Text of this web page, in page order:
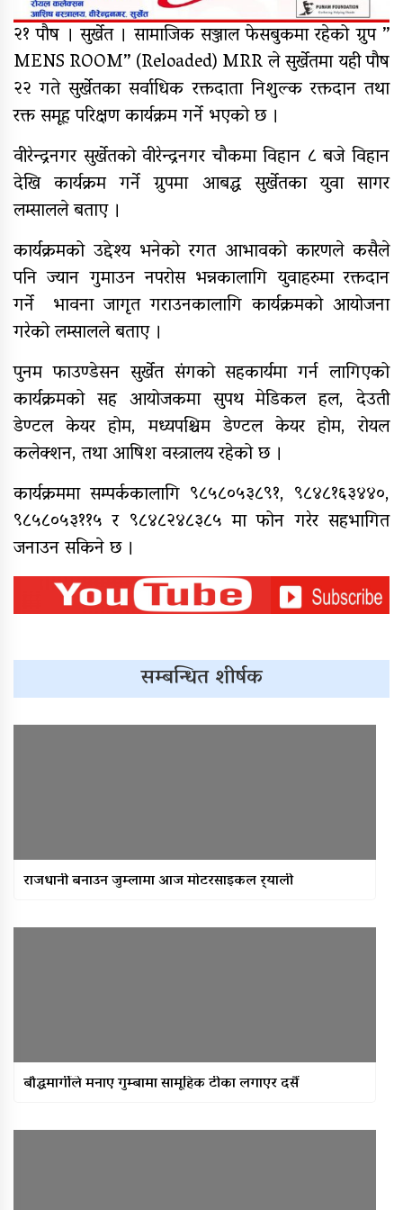
९४ पिन्ट रगत संकलन
कर्णाली प्रदेश सरकारद्वारा सवारी
साधनमा नयाँ कर र दस्तुर निर्धारण
क्यान्सर अस्पताल खजुरामा
बर्दियाको राजापूरमा सर्वाधिक शतक
रक्तदाता कर्माचार्य सम्मानित
मुगुमा नेपाल स्वयंसेवी रक्तदाता समाज
गठन, अध्यक्षमा बुढा
नेपाल रेडक्रसका केन्द्रीय कोषाध्यक्ष
कर्माचार्यद्वारा बाँके शाखामा भेटघाट
नेपालका सर्वाधिक स्वयंसेवी शतक
पटकको रक्तदान
२१ पौष । सुर्खेत । सामाजिक सञ्जाल फेसबुकमा रहेको ग्रुप ”
MENS ROOM” (Reloaded) MRR ले सुर्खेतमा यही पौष
२२ गते सुर्खेतका सर्वाधिक रक्तदाता निशुल्क रक्तदान तथा
रक्त समूह परिक्षण कार्यक्रम गर्ने भएको छ ।
वीरेन्द्रनगर सुर्खेतको वीरेन्द्रनगर चौकमा विहान ८ बजे विहान
देखि कार्यक्रम गर्ने ग्रुपमा आबद्ध सुर्खेतका युवा सागर
लम्सालले बताए ।
कार्यक्रमको उद्देश्य भनेको रगत आभावको कारणले कसैले
पनि ज्यान गुमाउन नपरोस भन्नकालागि युवाहरुमा रक्तदान
गर्ने भावना जागृत गराउनकालागि कार्यक्रमको आयोजना
गरेको लम्सालले बताए ।
पुनम फाउण्डेसन सुर्खेत संगको सहकार्यमा गर्न लागिएको
कार्यक्रमको सह आयोजकमा सुपथ मेडिकल हल, देउती
डेण्टल केयर होम, मध्यपश्चिम डेण्टल केयर होम, रोयल
कलेक्शन, तथा आषिश वस्त्रालय रहेको छ ।
कार्यक्रममा सम्पर्ककालागि ९८५८०५३८९१, ९८४८१६३४४०,
९८५८०५३११५ र ९८४८२४८३८५ मा फोन गरेर सहभागित
जनाउन सकिने छ ।
सम्बन्धित शीर्षक
राजधानी बनाउन जुम्लामा आज मोटरसाइकल र्‍याली
बौद्धमार्गीले मनाए गुम्बामा सामूहिक टीका लगाएर दसैं